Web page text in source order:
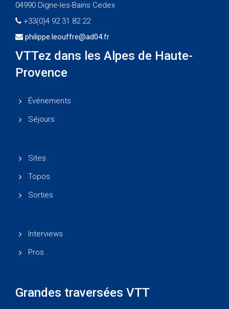
04990 Digne-les-Bains Cedex
+33(0)4 92 31 82 22
philippe.leouffre@ad04.fr
VTTez dans les Alpes de Haute-
Provence
Événements
Séjours
Sites
Topos
Sorties
Interviews
Pros
Grandes traversées VTT